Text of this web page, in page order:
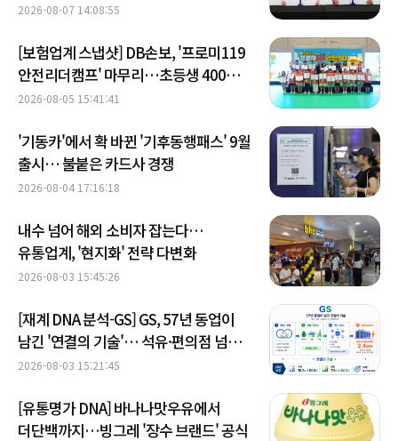
2026-08-07 14:08:55
[보험업계 스냅샷] DB손보, '프로미119
안전리더캠프' 마무리…초등생 400명
안전교육 外
2026-08-05 15:41:41
'기동카'에서 확 바뀐 '기후동행패스' 9월
출시… 불붙은 카드사 경쟁
2026-08-04 17:16:18
내수 넘어 해외 소비자 잡는다…
유통업계, '현지화' 전략 다변화
2026-08-03 15:45:26
[재계 DNA 분석-GS] GS, 57년 동업이
남긴 '연결의 기술'… 석유·편의점 넘어
AI 전력망으로
2026-08-03 15:21:45
[유통명가 DNA] 바나나맛우유에서
더단백까지…빙그레 '장수 브랜드' 공식